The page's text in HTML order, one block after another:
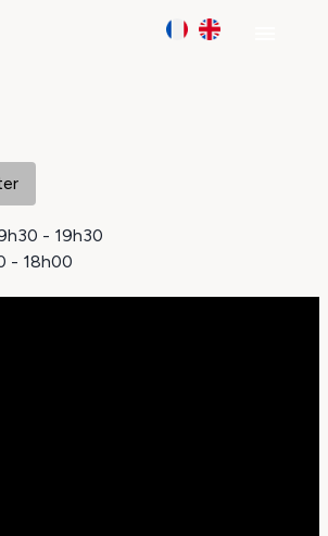
- 19h30
- 18h00
cookies